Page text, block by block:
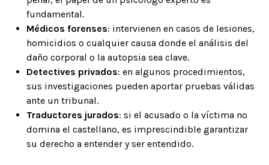
fundamental.
Médicos forenses: intervienen en casos de lesiones,
homicidios o cualquier causa donde el análisis del
daño corporal o la autopsia sea clave.
Detectives privados: en algunos procedimientos,
sus investigaciones pueden aportar pruebas válidas
ante un tribunal.
Traductores jurados: si el acusado o la víctima no
domina el castellano, es imprescindible garantizar
su derecho a entender y ser entendido.